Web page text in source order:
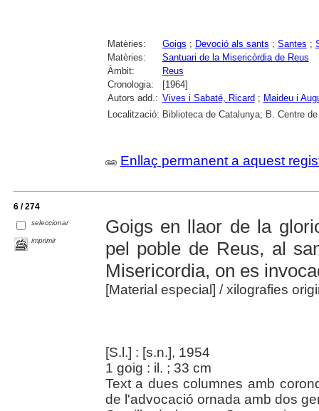
Matèries: Goigs ; Devoció als sants ; Santes ;
Matèries:
Santuari de la Misericòrdia de Reus
Àmbit:
Reus
Cronologia:
[1964]
Autors add.: Vives i Sabaté, Ricard ; Maideu i
Localització: Biblioteca de Catalunya; B. Centre
Enllaç permanent a aquest
6 / 274
seleccionar
imprimir
Goigs en llaor de la
pel poble de Reus, al
Misericordia, on es
[Material especial] / xilografies
[S.l.] : [s.n.], 1954
1 goig : il. ; 33 cm
Text a dues columnes amb
de l'advocació ornada amb dos